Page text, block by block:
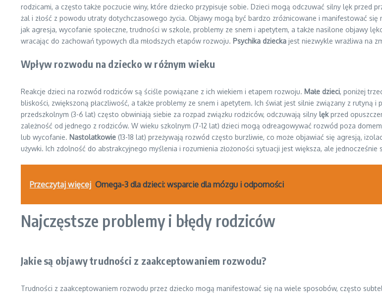
rodzicami, a często także poczucie winy, które dziecko przypisuje sobie. Dzieci mogą odczuwać silny lęk przed
żal i złość z powodu utraty dotychczasowego życia. Objawy mogą być bardzo zróżnicowane i manifestować się
jak agresja, wycofanie społeczne, trudności w szkole, problemy ze snem i apetytem, a także nasilone objawy
wracając do zachowań typowych dla młodszych etapów rozwoju. Psychika dziecka jest niezwykle wrażliwa na
Wpływ rozwodu na dziecko w różnym wieku
Reakcje dzieci na rozwód rodziców są ściśle powiązane z ich wiekiem i etapem rozwoju. Małe dzieci, poniżej
bliskości, zwiększoną płaczliwość, a także problemy ze snem i apetytem. Ich świat jest silnie związany z rutyną
przedszkolnym (3-6 lat) często obwiniają siebie za rozpad związku rodziców, odczuwają silny lękprzed
zależność od jednego z rodziców. W wieku szkolnym (7-12 lat) dzieci mogą odreagowywać rozwód poza
lub wycofanie. Nastolatkowie (13-18 lat) przeżywają rozwód często burzliwie, co może objawiać się agresją,
używki. Ich zdolność do abstrakcyjnego myślenia i rozumienia złożoności sytuacji jest większa, ale
Przeczytaj więcej Omega-3 dla dzieci: wsparcie dla mózgu i odporności
Najczęstsze problemy i błędy rodziców
Jakie są objawy trudności z zaakceptowaniem rozwodu?
Trudności z zaakceptowaniem rozwodu przez dziecko mogą manifestować się na wiele sposobów, często